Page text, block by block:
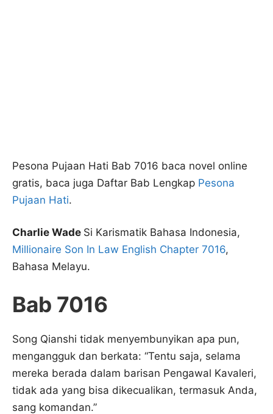
Pesona Pujaan Hati Bab 7016 baca novel online
gratis, baca juga Daftar Bab Lengkap Pesona
Pujaan Hati.
Charlie Wade Si Karismatik Bahasa Indonesia,
Millionaire Son In Law English Chapter 7016,
Bahasa Melayu.
Bab 7016
Song Qianshi tidak menyembunyikan apa pun,
mengangguk dan berkata: “Tentu saja, selama
mereka berada dalam barisan Pengawal Kavaleri,
tidak ada yang bisa dikecualikan, termasuk Anda,
sang komandan.”